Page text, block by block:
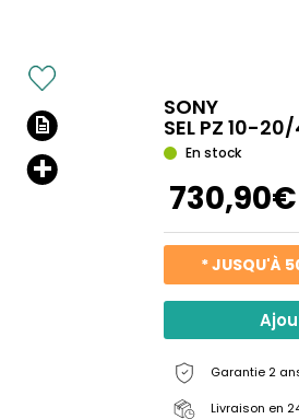
SONY
SEL PZ 10-
En stock
730,90€
* JUSQU'À
Garantie 2
Livraison en